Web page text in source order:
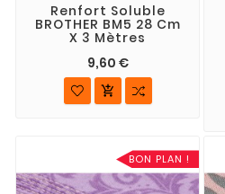
Renfort Soluble
BROTHER BM5 28 Cm
X 3 Mètres
9,60 €

BON PLAN !